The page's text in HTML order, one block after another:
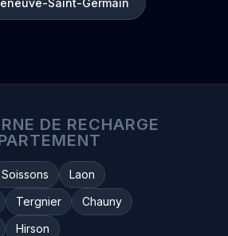
Saint-Germain
DE RECHARGE
Soissons
Laon
Tergnier
Chauny
Hirson